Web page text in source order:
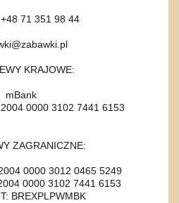
71 351 98 44
KRAJOWE:
mBank
0000 3102 7441 6153
ZAGRANICZNE:
0000 3012 0465 5249
0000 3102 7441 6153
BREXPLPWMBK